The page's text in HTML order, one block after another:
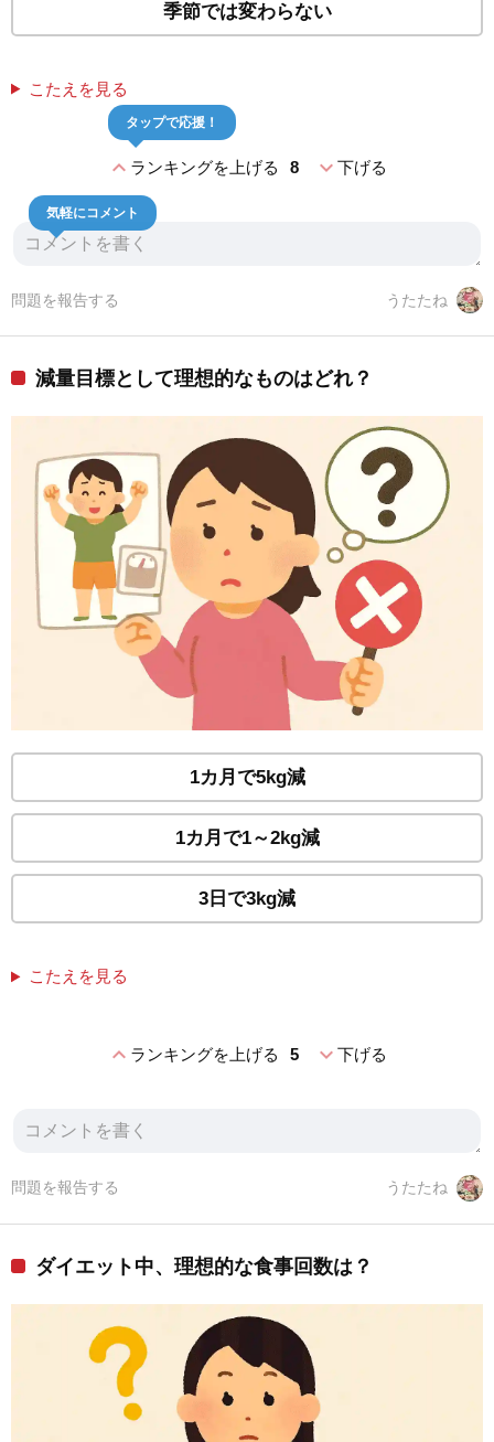
季節では変わらない
こたえを見る
expand_lessランキングを上げる 8
タップで応援！
expand_more下げる
気軽にコメント
うたたね
問題を報告する
減量目標として理想的なものはどれ？
1カ月で5kg減
1カ月で1～2kg減
3日で3kg減
こたえを見る
expand_lessランキングを上げる 5 expand_more下げる
うたたね
問題を報告する
ダイエット中、理想的な食事回数は？